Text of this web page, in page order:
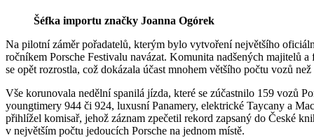
Šéfka importu značky Joanna Ogórek
Na pilotní záměr pořadatelů, kterým bylo vytvoření největšího
ročníkem Porsche Festivalu navázat. Komunita nadšených majitelů
se opět rozrostla, což dokázala účast mnohem většího počtu vozů
Vše korunovala nedělní spanilá jízda, které se zúčastnilo 159 vozů
youngtimery 944 či 924, luxusní Panamery, elektrické Taycany a
přihlížel komisař, jehož záznam zpečetil rekord zapsaný do České
v největším počtu jedoucích Porsche na jednom místě.